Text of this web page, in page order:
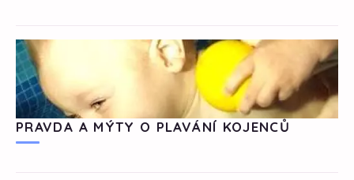
PRAVDA A MÝTY O PLAVÁNÍ KOJENCŮ